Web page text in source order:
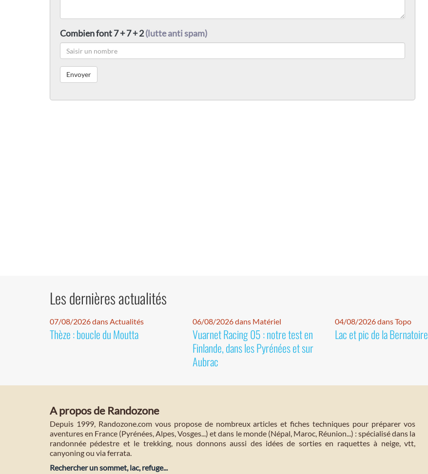
Combien font 7 + 7 + 2(lutte anti spam)
Les dernières actualités
07/08/2026 dans Actualités
Thèze : boucle du Moutta
06/08/2026 dans Matériel
Vuarnet Racing 05 : notre test en
Finlande, dans les Pyrénées et sur
Aubrac
04/08/2026 dans Topo
Lac et pic de la Bernatoire
A propos de Randozone
Depuis 1999, Randozone.com vous propose de nombreux articles et fiches techniques pour préparer vos
aventures en France (Pyrénées, Alpes, Vosges...) et dans le monde (Népal, Maroc, Réunion...) : spécialisé dans la
randonnée pédestre et le trekking, nous donnons aussi des idées de sorties en raquettes à neige, vtt,
canyoning ou via ferrata.
Rechercher un sommet, lac, refuge...